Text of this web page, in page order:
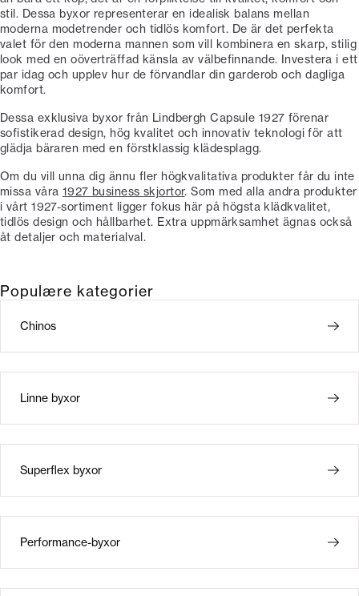
stil. Dessa byxor representerar en idealisk balans mellan
moderna modetrender och tidlös komfort. De är det perfekta
valet för den moderna mannen som vill kombinera en skarp, stilig
look med en oöverträffad känsla av välbefinnande. Investera i ett
par idag och upplev hur de förvandlar din garderob och dagliga
komfort.
Dessa exklusiva byxor från Lindbergh Capsule 1927 förenar
sofistikerad design, hög kvalitet och innovativ teknologi för att
glädja bäraren med en förstklassig klädesplagg.
Om du vill unna dig ännu fler högkvalitativa produkter får du inte
missa våra 1927 business skjortor. Som med alla andra produkter
i vårt 1927-sortiment ligger fokus här på högsta klädkvalitet,
tidlös design och hållbarhet. Extra uppmärksamhet ägnas också
åt detaljer och materialval.
Populære kategorier
Chinos
Linne byxor
Superflex byxor
Performance-byxor